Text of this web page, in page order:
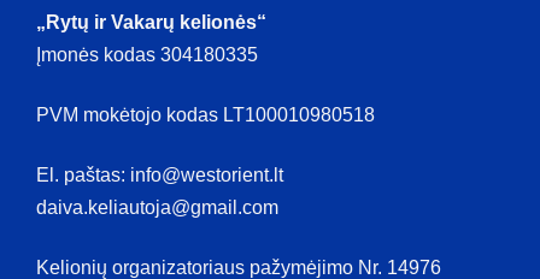
„Rytų ir Vakarų kelionės“
Įmonės kodas 304180335
PVM mokėtojo kodas LT100010980518
El. paštas: info@westorient.lt
daiva.keliautoja@gmail.com
Kelionių organizatoriaus pažymėjimo Nr. 14976